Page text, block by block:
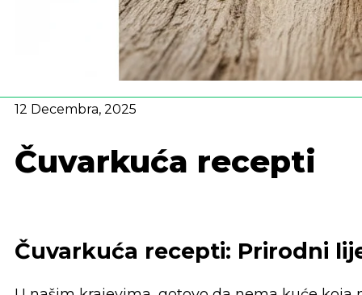
12 Decembra, 2025
Čuvarkuća recepti
Čuvarkuća recepti: Prirodni